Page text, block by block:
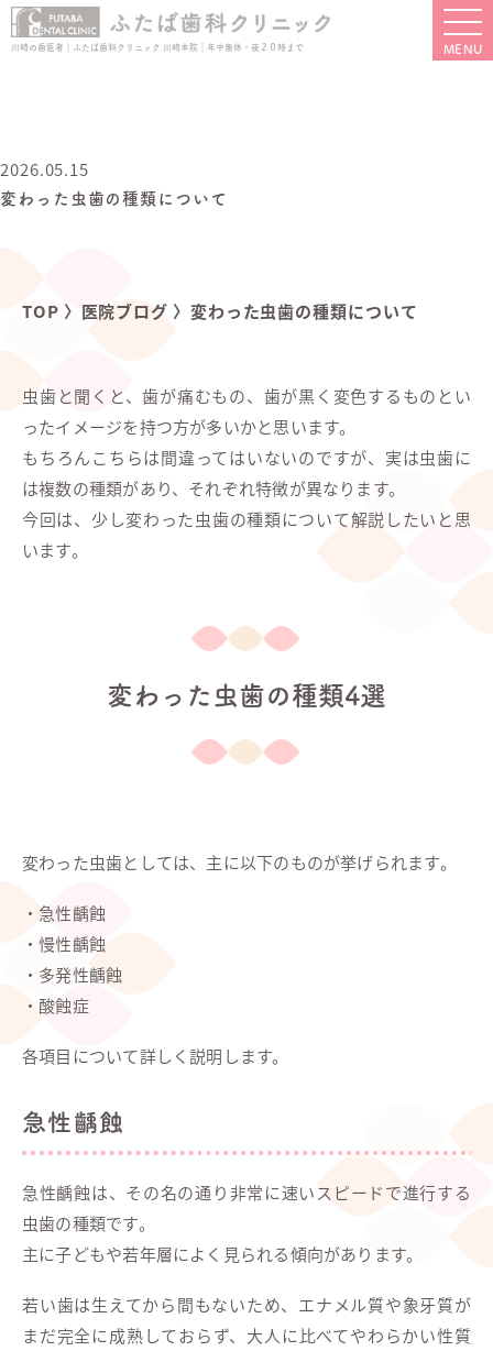
川崎の歯医者｜ふたば歯科クリニック 川崎本院｜年中無休・夜２０時まで
2026.05.15
変わった虫歯の種類について
TOP 〉 医院ブログ 〉 変わった虫歯の種類について
虫歯と聞くと、歯が痛むもの、歯が黒く変色するものとい
ったイメージを持つ方が多いかと思います。
もちろんこちらは間違ってはいないのですが、実は虫歯に
は複数の種類があり、それぞれ特徴が異なります。
今回は、少し変わった虫歯の種類について解説したいと思
います。
変わった虫歯の種類4選
変わった虫歯としては、主に以下のものが挙げられます。
・急性齲蝕
・慢性齲蝕
・多発性齲蝕
・酸蝕症
各項目について詳しく説明します。
急性齲蝕
急性齲蝕は、その名の通り非常に速いスピードで進行する
虫歯の種類です。
主に子どもや若年層によく見られる傾向があります。
若い歯は生えてから間もないため、エナメル質や象牙質が
まだ完全に成熟しておらず、大人に比べてやわらかい性質